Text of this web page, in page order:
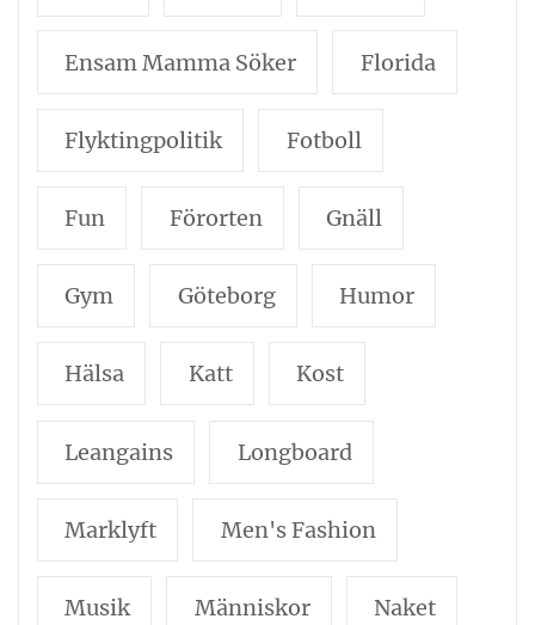
Ensam Mamma Söker Florida
Flyktingpolitik Fotboll
Fun Förorten Gnäll
Gym Göteborg Humor
Hälsa Katt Kost
Leangains Longboard
Marklyft Men's Fashion
Musik Människor Naket